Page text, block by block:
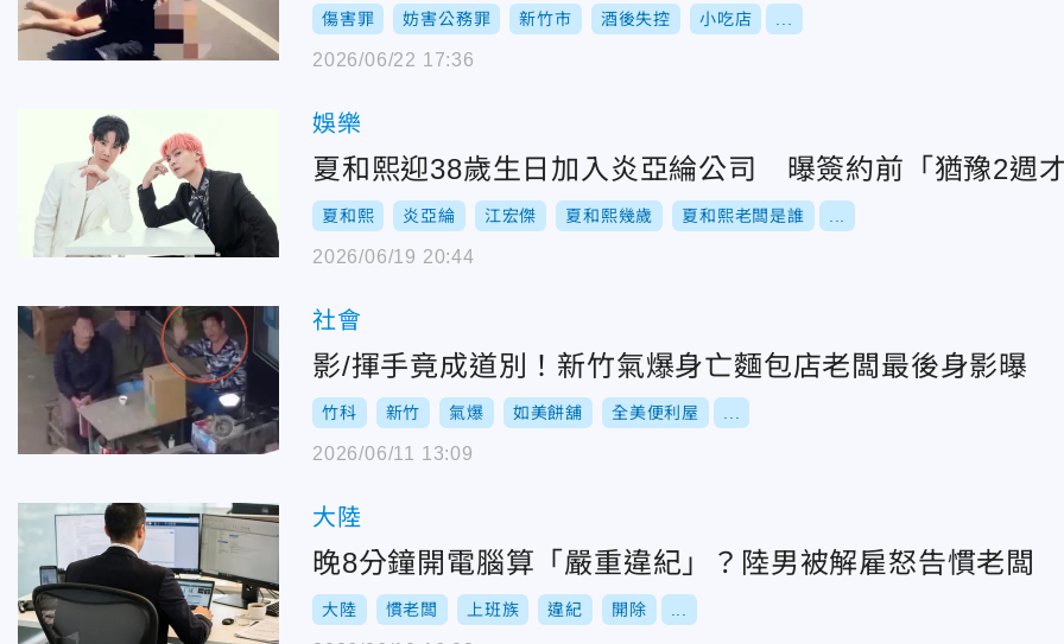
傷害罪 妨害公務罪 新竹市 酒後失控 小吃店
2026/06/22 17:36
娛樂
夏和熙迎38歲生日加入炎亞綸公司 曝簽約前「猶豫2週
夏和熙 炎亞綸 江宏傑 夏和熙幾歲 夏和熙老闆是誰
2026/06/19 20:44
社會
影/揮手竟成道別！新竹氣爆身亡麵包店老闆最後身影曝
竹科 新竹 氣爆 如美餅舖 全美便利屋
2026/06/11 13:09
大陸
晚8分鐘開電腦算「嚴重違紀」？陸男被解雇怒告慣老闆
大陸 慣老闆 上班族 違紀 開除